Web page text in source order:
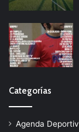
Categorías
Agenda